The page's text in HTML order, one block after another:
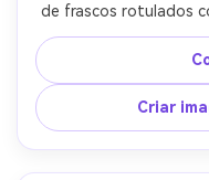
de frascos rotulados
macia, livro de
conto de fadas,
de personagens
espaço seguro para
lente de 85mm,
Criar